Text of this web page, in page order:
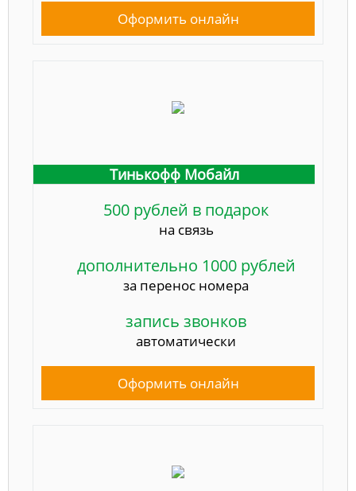
Оформить онлайн
Тинькофф Мобайл
500 рублей в подарок
на связь
дополнительно 1000 рублей
за перенос номера
запись звонков
автоматически
Оформить онлайн